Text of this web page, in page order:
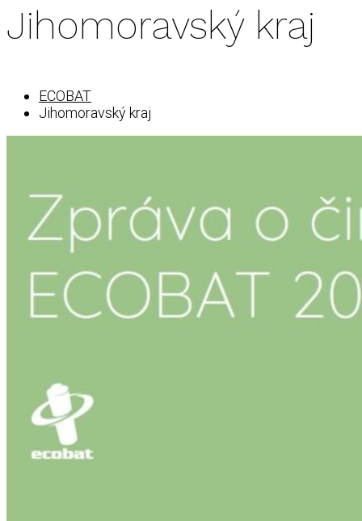
Jihomoravský kraj
ECOBAT
Jihomoravský kraj